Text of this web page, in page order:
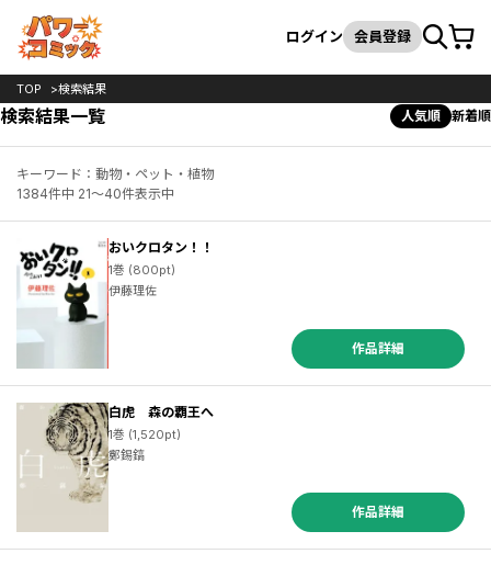
検索
ログイン 会員登録カート
TOP 検索結果
検索結果一覧 人気順 新着順
キーワード：動物・ペット・植物
1384件中 21～40件表示中
おいクロタン！！
1巻 (800pt)
伊藤理佐
作品詳細
白虎 森の覇王へ
1巻 (1,520pt)
鄭錫鎬
作品詳細